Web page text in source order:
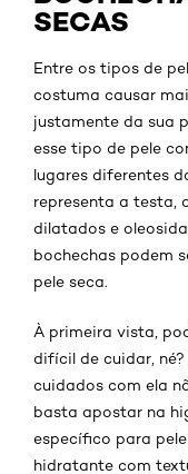
SECAS
Entre os tipos de
costuma causar
justamente da sua
esse tipo de pele
lugares diferentes
representa a testa,
dilatados e
bochechas podem
pele seca.
À primeira vista,
difícil de cuidar,
cuidados com ela
basta apostar na
específico para
hidratante com